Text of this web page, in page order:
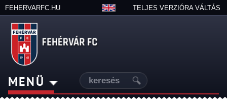
FEHERVARFC.HU TELJES VERZIÓRA VÁLTÁS
MENÜ